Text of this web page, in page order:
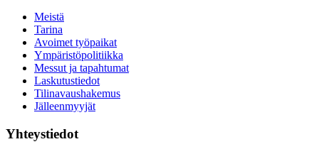
Meistä
Tarina
Avoimet työpaikat
Ympäristöpolitiikka
Messut ja tapahtumat
Laskutustiedot
Tilinavaushakemus
Jälleenmyyjät
Yhteystiedot